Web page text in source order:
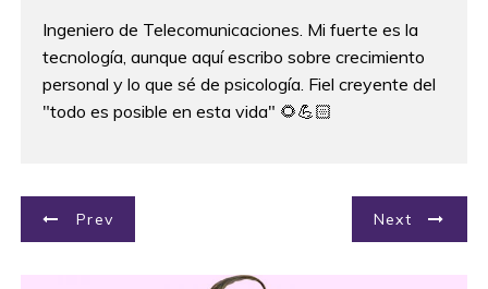
Ingeniero de Telecomunicaciones. Mi fuerte es la
tecnología, aunque aquí escribo sobre crecimiento
personal y lo que sé de psicología. Fiel creyente del
"todo es posible en esta vida" 🌻💪🏻
N
a
Prev Next